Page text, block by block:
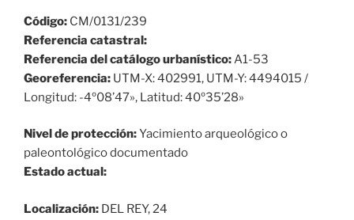
Código: CM/0131/239
Referencia catastral:
Referencia del catálogo urbanístico:A1-53
Georeferencia: UTM-X: 402991, UTM-Y: 4494015 /
Longitud: -4º08’47», Latitud: 40º35’28»
Nivel de protección:Yacimiento arqueológico o
paleontológico documentado
Estado actual:
Localización: DEL REY, 24